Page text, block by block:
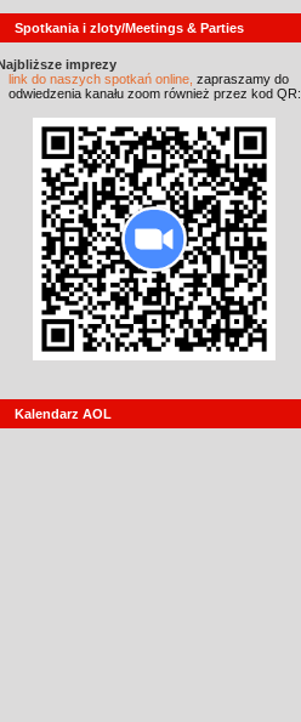
Spotkania i zloty/Meetings & Parties
imprezy
link do naszych spotkań online, zapraszamy do
odwiedzenia kanału zoom również przez kod QR:
Kalendarz AOL